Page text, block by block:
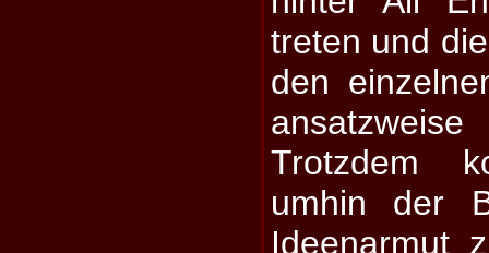
treten und
den
Trotzdem
umhin der
Ideenarmut